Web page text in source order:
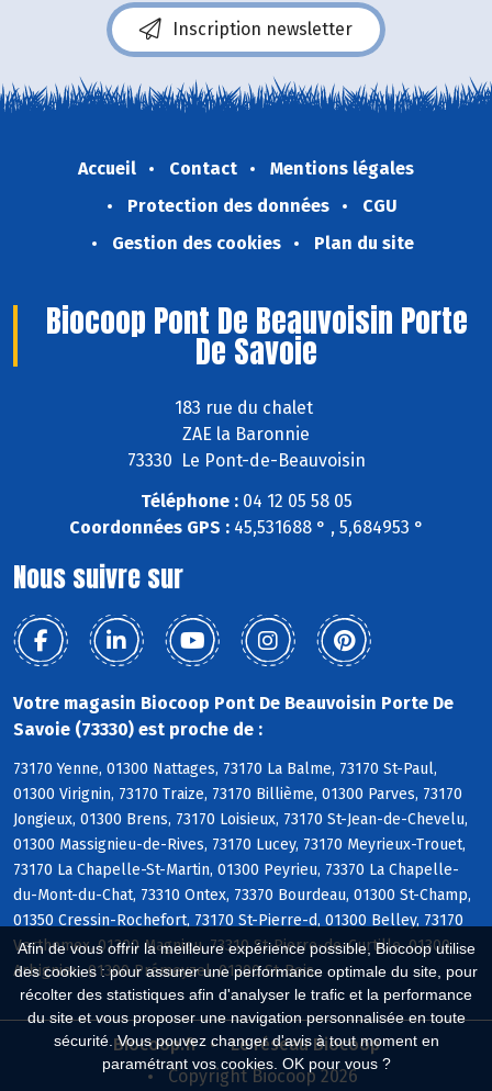
Afin de vous offrir la meilleure expérience possible, Biocoop utilise
des cookies : pour assurer une performance optimale du site, pour
récolter des statistiques afin d'analyser le trafic et la performance
du site et vous proposer une navigation personnalisée en toute
sécurité. Vous pouvez changer d'avis à tout moment en
paramétrant vos cookies. OK pour vous ?
Inscription newsletter
Accueil Contact
Mentions légales
Protection des données
CGU
Gestion des cookies
Plan du site
Biocoop Pont De Beauvoisin Porte
De Savoie
183 rue du chalet
ZAE la Baronnie
73330 Le Pont-de-Beauvoisin
Téléphone :04 12 05 58 05
Coordonnées GPS :45,531688 ° , 5,684953 °
Nous suivre sur
Votre magasin Biocoop Pont De Beauvoisin Porte De
Savoie (73330) est proche de :
73170 Yenne, 01300 Nattages, 73170 La Balme, 73170 St-Paul,
01300 Virignin, 73170 Traize, 73170 Billième, 01300 Parves, 73170
Jongieux, 01300 Brens, 73170 Loisieux, 73170 St-Jean-de-Chevelu,
01300 Massignieu-de-Rives, 73170 Lucey, 73170 Meyrieux-Trouet,
73170 La Chapelle-St-Martin, 01300 Peyrieu, 73370 La Chapelle-
du-Mont-du-Chat, 73310 Ontex, 73370 Bourdeau, 01300 St-Champ,
01350 Cressin-Rochefort, 73170 St-Pierre-d, 01300 Belley, 73170
Verthemex, 01300 Magnieu, 73310 St-Pierre-de-Curtille, 01300
Arbignieu, 01300 Prémeyzel, 01300 St-Bois
Biocoop.fr
Le réseau Biocoop
Copyright Biocoop 2026